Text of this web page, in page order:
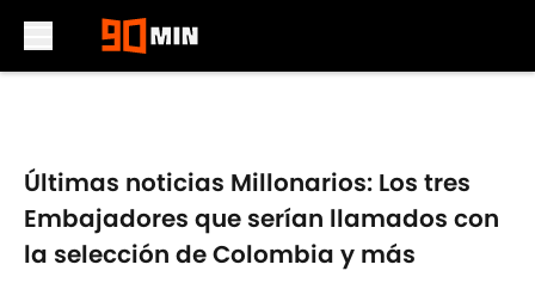
Últimas noticias Millonarios: Los tres
Embajadores que serían llamados con
la selección de Colombia y más